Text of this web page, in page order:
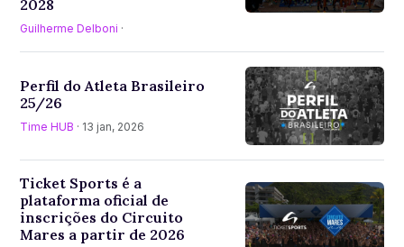
2028
Guilherme Delboni ·
Perfil do Atleta Brasileiro
25/26
Time HUB · 13 jan, 2026
Ticket Sports é a
plataforma oficial de
inscrições do Circuito
Mares a partir de 2026